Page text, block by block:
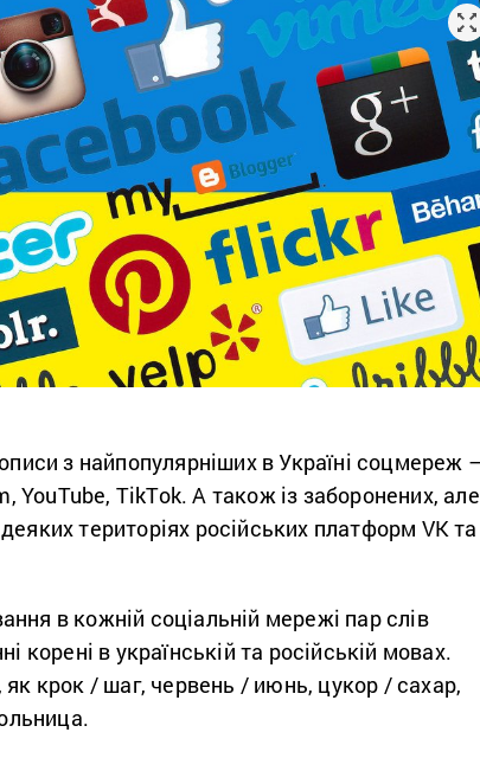
з найпопулярніших в Україні соцмереж
YouTube, TikTok. А також із заборонених, але
територіях російських платформ VK та
в кожній соціальній мережі пар слів
корені в українській та російській мовах.
крок / шаг, червень / июнь, цукор / сахар,